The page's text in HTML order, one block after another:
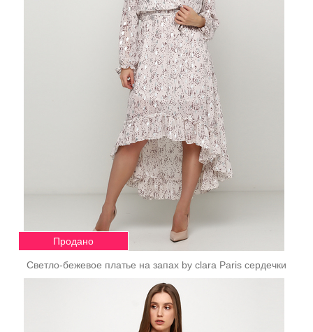
Светло-бежевое платье на запах by clara Paris сердечки
Продано